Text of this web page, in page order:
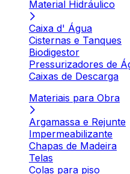
Material Hidráulico
Caixa d' Água
Cisternas e Tanques
Biodigestor
Pressurizadores de
Caixas de Descarga
Materiais para Obra
Argamassa e Rejunte
Impermeabilizante
Chapas de Madeira
Telas
Colas para piso